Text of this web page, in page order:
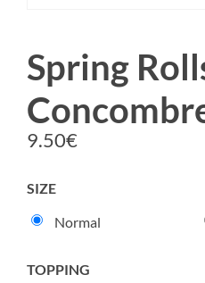
Spring
9.50€
SIZE
Normal
TOPPING